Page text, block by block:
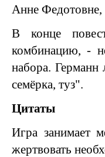
Анне Федотовне,
В конце
комбинацию, -
набора. Германн
семёрка, туз".
Цитаты
Игра занимает
жертвовать